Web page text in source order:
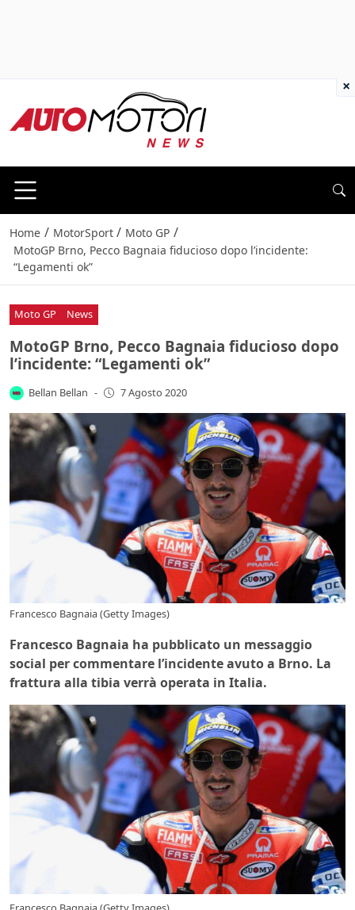
Home / MotorSport / Moto GP /
MotoGP Brno, Pecco Bagnaia fiducioso dopo l’incidente:
“Legamenti ok”
Moto GP News
MotoGP Brno, Pecco Bagnaia fiducioso dopo
l’incidente: “Legamenti ok”
Bellan Bellan - 7 Agosto 2020
Francesco Bagnaia (Getty Images)
Francesco Bagnaia ha pubblicato un messaggio
social per commentare l’incidente avuto a Brno. La
frattura alla tibia verrà operata in Italia.
×